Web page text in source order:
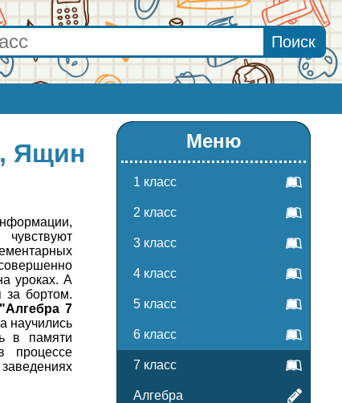
Ящин
уроках. А
за бортом.
7
научились
в памяти
процессе
Меню
1 класс
2 класс
3 класс
4 класс
5 класс
6 класс
7 класс
Алгебра